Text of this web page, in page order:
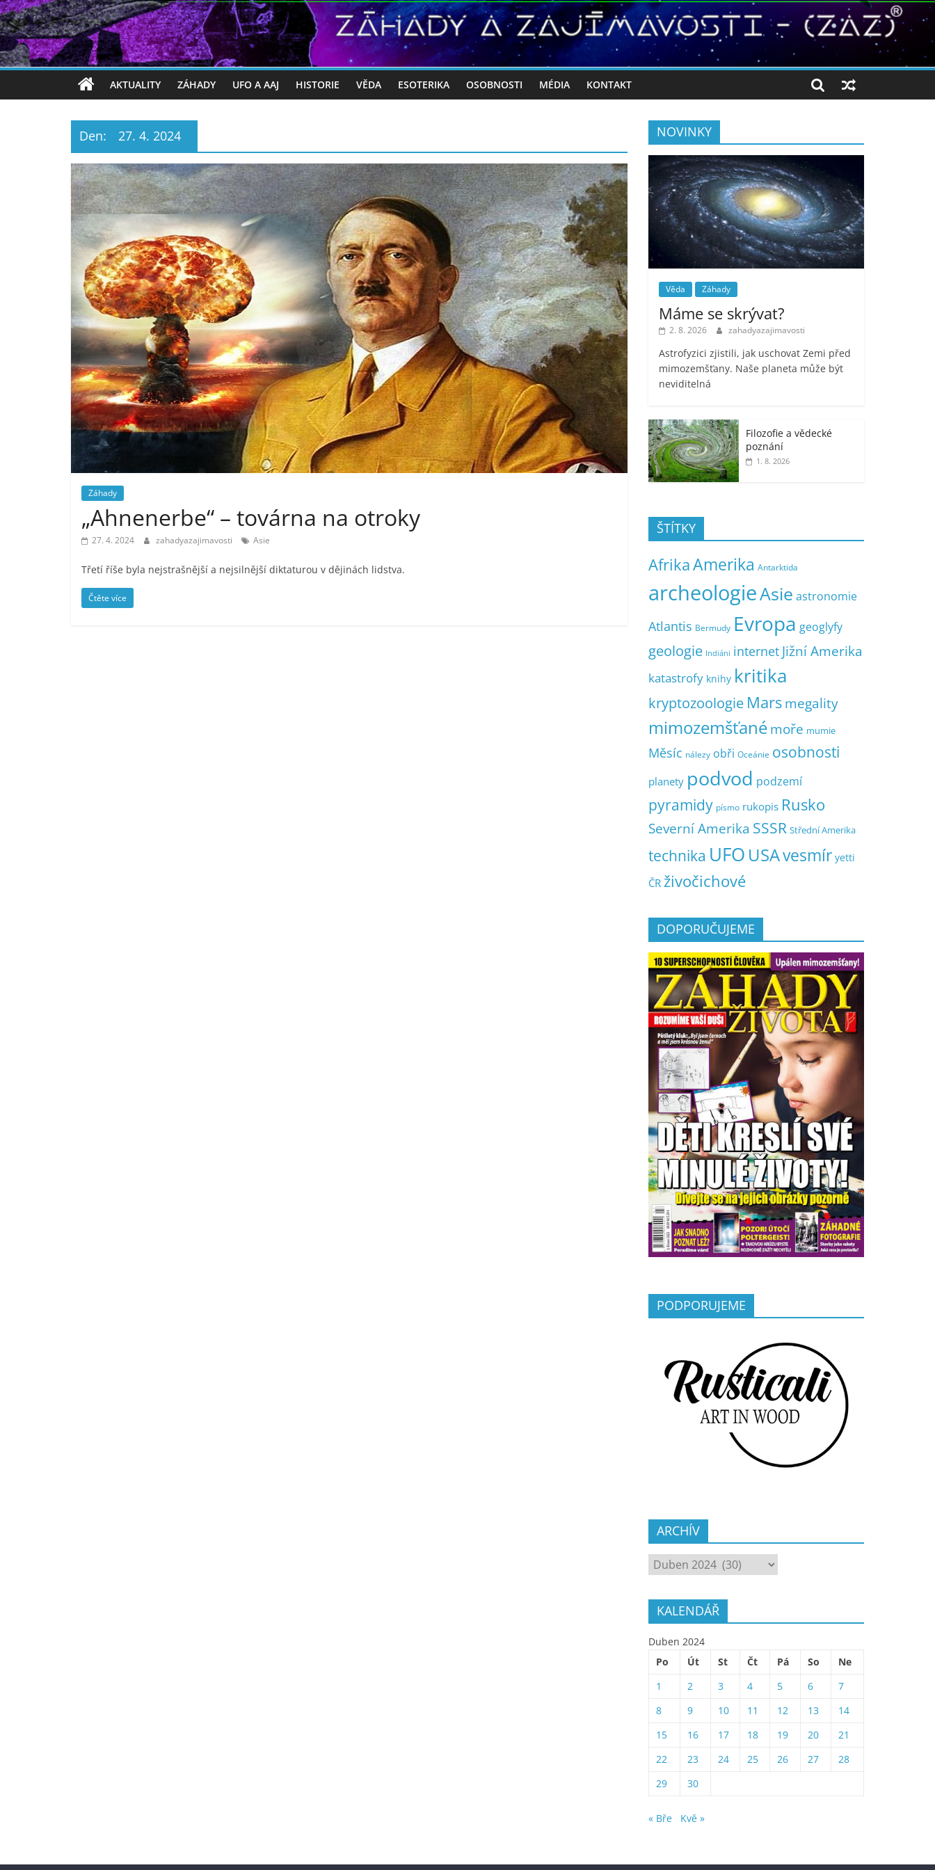
AKTUALITY ZÁHADY UFO A AAJ HISTORIE VĚDA ESOTERIKA OSOBNOSTI MÉDIA KONTAKT
Den: 27. 4. 2024
Záhady
„Ahnenerbe“ – továrna na otroky
27. 4. 2024 zahadyazajimavosti Asie
Třetí říše byla nejstrašnější a nejsilnější diktaturou v dějinách lidstva.
Čtěte více
NOVINKY
Věda Záhady
Máme se skrývat?
2. 8. 2026 zahadyazajimavosti
Astrofyzici zjistili, jak uschovat Zemi před
mimozemšťany. Naše planeta může být
neviditelná
Filozofie a vědecké
poznání
1. 8. 2026
ŠTÍTKY
AfrikaAmerika Antarktida
archeologieAsie astronomie
Atlantis Bermudy Evropa geoglyfy
geologie Indiáni internet Jižní Amerika
katastrofy knihy kritika
kryptozoologie Marsmegality
mimozemšťanémoře mumie
Měsíc nálezy obři Oceánie osobnosti
planety podvod podzemí
pyramidy písmo rukopis Rusko
Severní Amerika SSSR Střední Amerika
technika UFO USAvesmír yetti
ČR živočichové
DOPORUČUJEME
PODPORUJEME
ARCHÍV
ARCHÍV
KALENDÁŘ
Duben 2024
Po
Út St Čt Pá So
Ne
1
2 3 4 5 6
7
8
9 10 11 12 13
14
15
16 17 18 19 20
21
22
23 24 25 26 27
28
29
30
« Bře Kvě »